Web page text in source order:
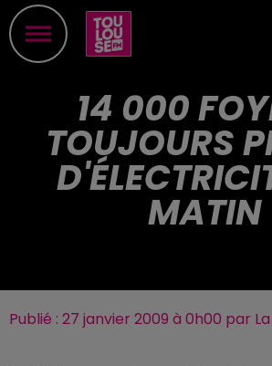
14 000
TOUJOURS
MATIN
Publié : 27 janvier 2009 à 0h00 par